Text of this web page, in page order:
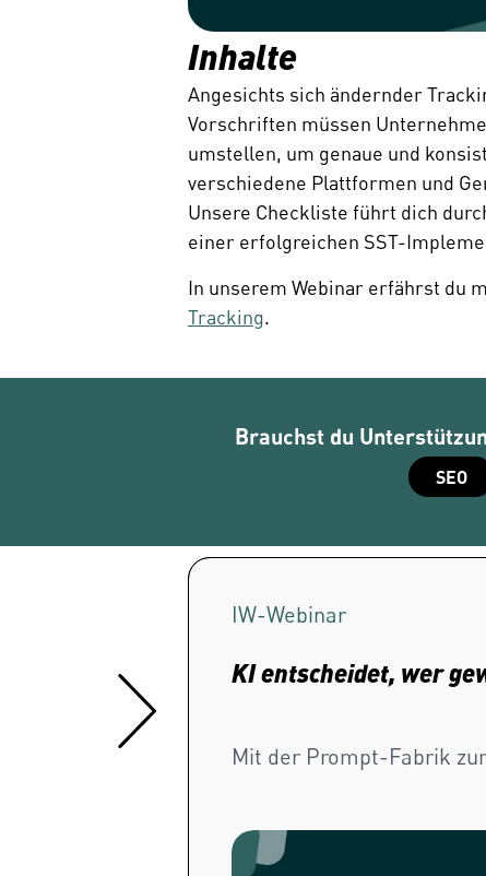
Inhalte
Angesichts sich ändernder
Vorschriften müssen
umstellen, um genaue und
verschiedene Plattformen und
Unsere Checkliste führt dich
einer erfolgreichen SST-
In unserem Webinar erfährst du
Tracking.
Brauchst du
SEO
IW-Webinar
KI entscheidet, wer
Mit der Prompt-Fabrik